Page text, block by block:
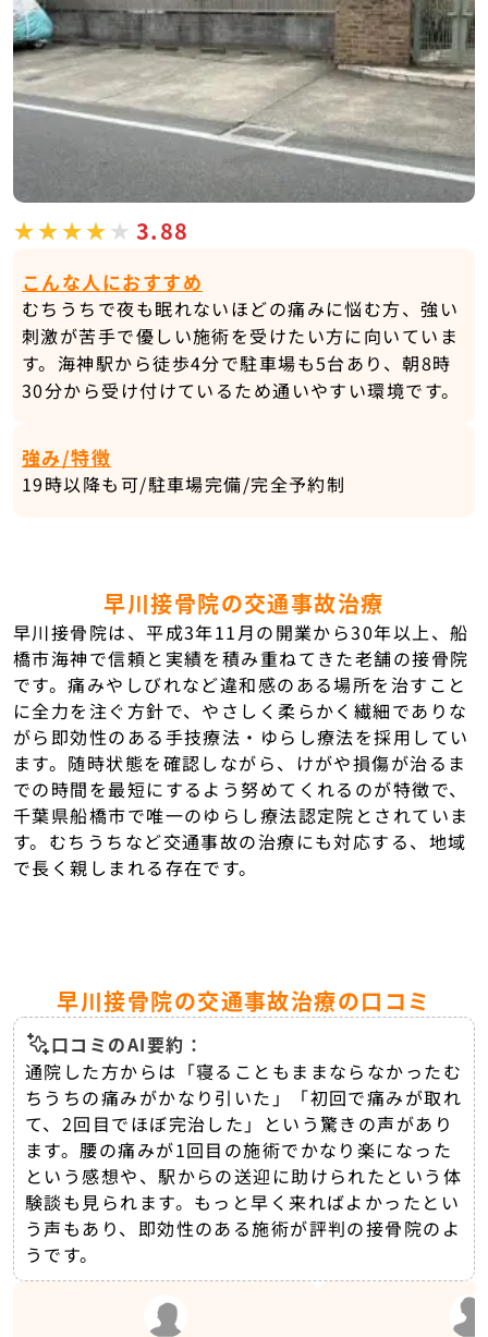
3.88
こんな人におすすめ
むちうちで夜も眠れないほどの痛みに悩む方、強い
刺激が苦手で優しい施術を受けたい方に向いていま
す。海神駅から徒歩4分で駐車場も5台あり、朝8時
30分から受け付けているため通いやすい環境です。
強み/特徴
19時以降も可/駐車場完備/完全予約制
早川接骨院の交通事故治療
早川接骨院は、平成3年11月の開業から30年以上、船
橋市海神で信頼と実績を積み重ねてきた老舗の接骨院
です。痛みやしびれなど違和感のある場所を治すこと
に全力を注ぐ方針で、やさしく柔らかく繊細でありな
がら即効性のある手技療法・ゆらし療法を採用してい
ます。随時状態を確認しながら、けがや損傷が治るま
での時間を最短にするよう努めてくれるのが特徴で、
千葉県船橋市で唯一のゆらし療法認定院とされていま
す。むちうちなど交通事故の治療にも対応する、地域
で長く親しまれる存在です。
早川接骨院の交通事故治療の口コミ
口コミのAI要約：
通院した方からは「寝ることもままならなかったむ
ちうちの痛みがかなり引いた」「初回で痛みが取れ
て、2回目でほぼ完治した」という驚きの声があり
ます。腰の痛みが1回目の施術でかなり楽になった
という感想や、駅からの送迎に助けられたという体
験談も見られます。もっと早く来ればよかったとい
う声もあり、即効性のある施術が評判の接骨院のよ
うです。